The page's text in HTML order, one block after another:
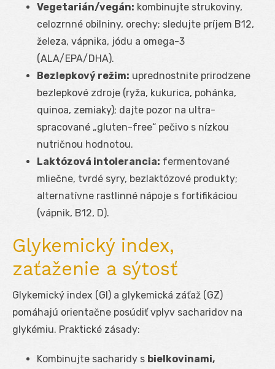
Vegetarián/vegán: kombinujte strukoviny,
celozrnné obilniny, orechy; sledujte príjem B12,
železa, vápnika, jódu a omega-3
(ALA/EPA/DHA).
Bezlepkový režim: uprednostnite prirodzene
bezlepkové zdroje (ryža, kukurica, pohánka,
quinoa, zemiaky); dajte pozor na ultra-
spracované „gluten-free“ pečivo s nízkou
nutričnou hodnotou.
Laktózová intolerancia: fermentované
mliečne, tvrdé syry, bezlaktózové produkty;
alternatívne rastlinné nápoje s fortifikáciou
(vápnik, B12, D).
Glykemický index,
zaťaženie a sýtosť
Glykemický index (GI) a glykemická záťaž (GZ)
pomáhajú orientačne posúdiť vplyv sacharidov na
glykémiu. Praktické zásady:
Kombinujte sacharidy s bielkovinami,